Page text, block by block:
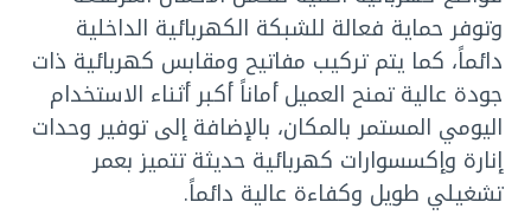
وتوفر حماية فعالة للشبكة الكهربائية الداخلية
دائماً، كما يتم تركيب مفاتيح ومقابس كهربائية ذات
جودة عالية تمنح العميل أماناً أكبر أثناء الاستخدام
اليومي المستمر بالمكان، بالإضافة إلى توفير وحدات
إنارة وإكسسوارات كهربائية حديثة تتميز بعمر
تشغيلي طويل وكفاءة عالية دائماً.